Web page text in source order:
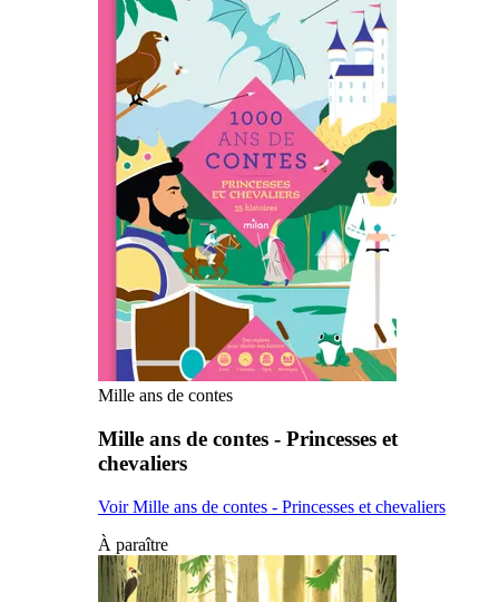
Mille ans de contes
Mille ans de contes - Princesses et
chevaliers
Voir Mille ans de contes - Princesses et chevaliers
À paraître